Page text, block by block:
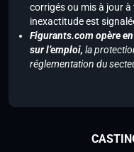
corrigés ou mis à jour
inexactitude est
Figurants.com opère
sur l’emploi, la
réglementation du